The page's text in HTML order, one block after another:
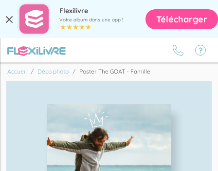
Flexilivre
Votre album dans une app ! Télécharger
Accueil Déco photo Poster The GOAT - Famille